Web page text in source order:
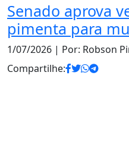
Senado aprova
pimenta para
1/07/2026 | Por: Robson
Compartilhe: